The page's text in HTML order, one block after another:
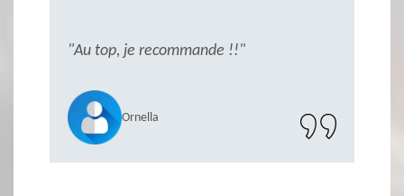
"Au top, je recommande !!"
Ornella